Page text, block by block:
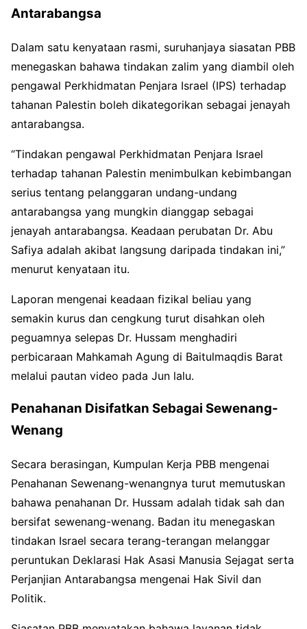
Antarabangsa
Dalam satu kenyataan rasmi, suruhanjaya siasatan PBB
menegaskan bahawa tindakan zalim yang diambil oleh
pengawal Perkhidmatan Penjara Israel (IPS) terhadap
tahanan Palestin boleh dikategorikan sebagai jenayah
antarabangsa.
“Tindakan pengawal Perkhidmatan Penjara Israel
terhadap tahanan Palestin menimbulkan kebimbangan
serius tentang pelanggaran undang-undang
antarabangsa yang mungkin dianggap sebagai
jenayah antarabangsa. Keadaan perubatan Dr. Abu
Safiya adalah akibat langsung daripada tindakan ini,”
menurut kenyataan itu.
Laporan mengenai keadaan fizikal beliau yang
semakin kurus dan cengkung turut disahkan oleh
peguamnya selepas Dr. Hussam menghadiri
perbicaraan Mahkamah Agung di Baitulmaqdis Barat
melalui pautan video pada Jun lalu.
Penahanan Disifatkan Sebagai Sewenang-
Wenang
Secara berasingan, Kumpulan Kerja PBB mengenai
Penahanan Sewenang-wenangnya turut memutuskan
bahawa penahanan Dr. Hussam adalah tidak sah dan
bersifat sewenang-wenang. Badan itu menegaskan
tindakan Israel secara terang-terangan melanggar
peruntukan Deklarasi Hak Asasi Manusia Sejagat serta
Perjanjian Antarabangsa mengenai Hak Sivil dan
Politik.